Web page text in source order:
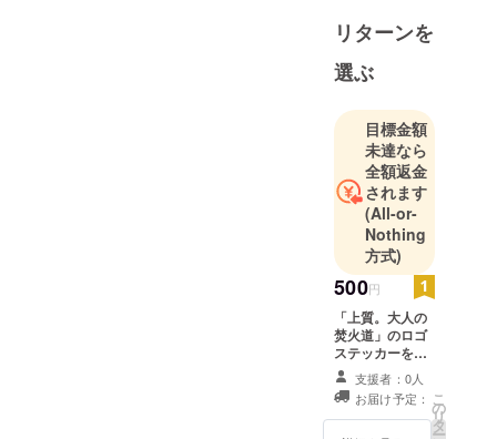
リターンを
選ぶ
目標金額
未達なら
全額返金
されます
(All-or-
Nothing
方式)
500円
「上質。大人の
焚火道」のロゴ
ステッカーをプ
レゼント
支援者：0人
お届け予定： こ
の
リ
タ
ー